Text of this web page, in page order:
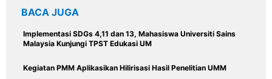
BACA JUGA
Implementasi SDGs 4,11 dan 13, Mahasiswa Universiti Sains
Malaysia Kunjungi TPST Edukasi UM
Kegiatan PMM Aplikasikan Hilirisasi Hasil Penelitian UMM